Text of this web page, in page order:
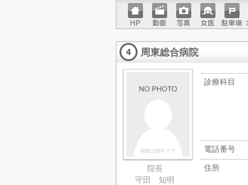
ホーム
ページ
動画 写真 女医 駐車場
4 周東総合病院
院長
守田 知明
診療科目
電話番号
住所